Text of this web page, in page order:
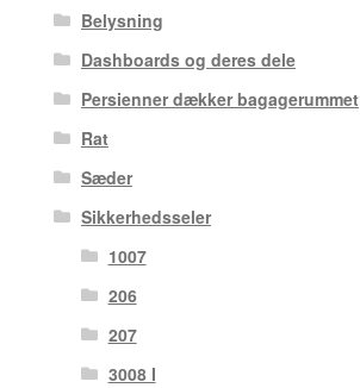
Belysning
Dashboards og deres dele
Persienner dækker bagagerummet
Rat
Sæder
Sikkerhedsseler
1007
206
207
3008 I